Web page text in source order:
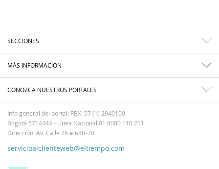
SECCIONES
MÁS INFORMACIÓN
CONOZCA NUESTROS PORTALES
Info general del portal: PBX: 57 (1) 2940100.
Bogotá 5714444 - Línea Nacional 01 8000 110 211.
Dirección: Av. Calle 26 # 68B-70.
servicioalclienteweb@eltiempo.com